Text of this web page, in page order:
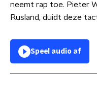
neemt rap toe. Pieter
Rusland, duidt deze
Speel audio af